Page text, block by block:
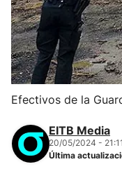
Efectivos de la
EITB Media
20/05/2024 - 21:11
Última